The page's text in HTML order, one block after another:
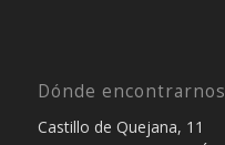
Dónde encontrarnos
Castillo de Quejana, 11